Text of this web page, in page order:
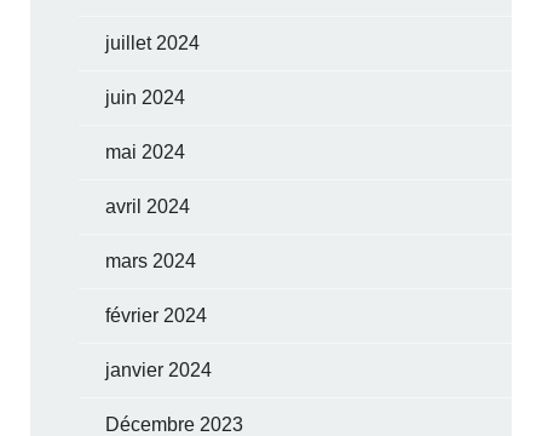
juillet 2024
juin 2024
mai 2024
avril 2024
mars 2024
février 2024
janvier 2024
Décembre 2023